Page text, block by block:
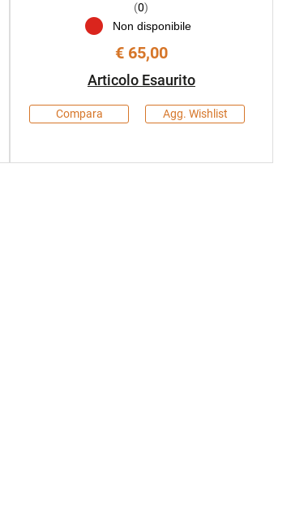
(0)
Non disponibile
€ 65,00
Articolo Esaurito
Compara Agg. Wishlist